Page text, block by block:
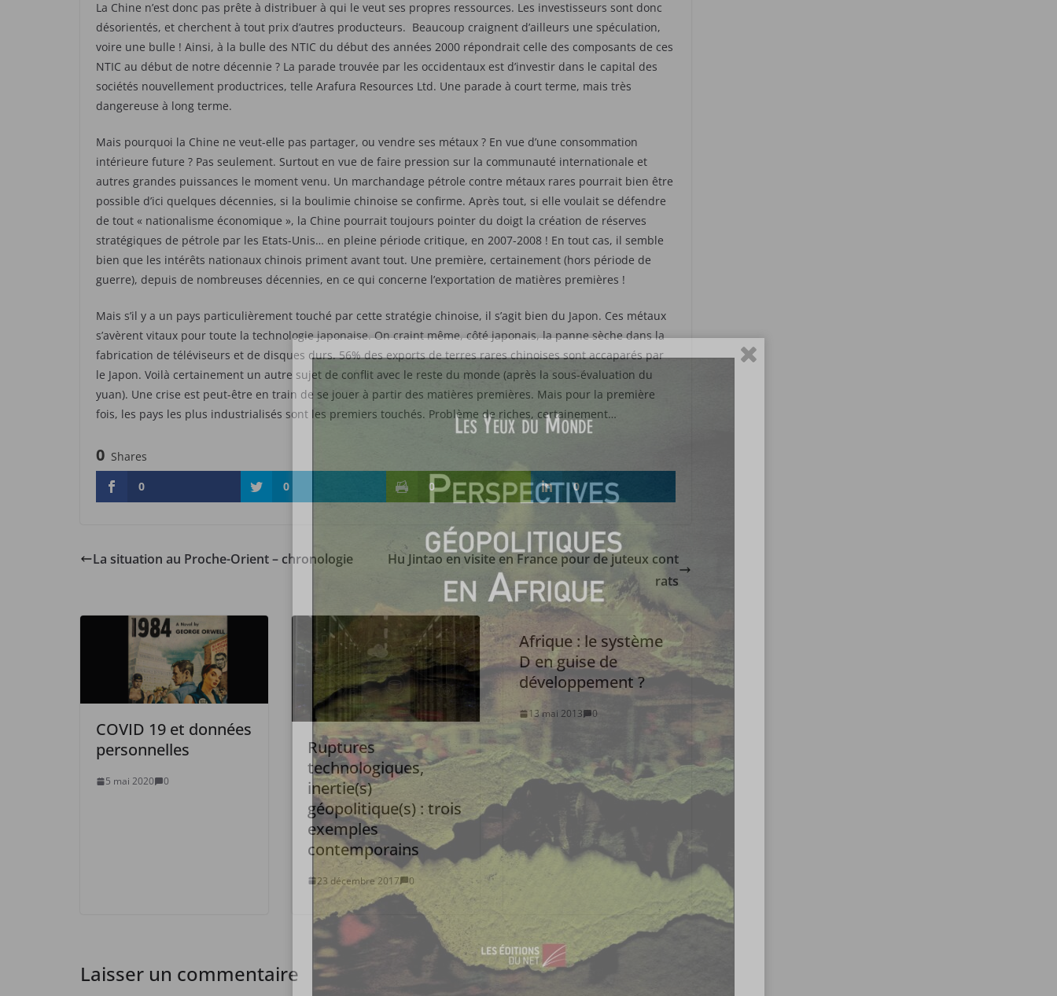
La Chine n’est donc pas prête à distribuer à qui le veut ses propres ressources. Les investisseurs sont donc
désorientés, et cherchent à tout prix d’autres producteurs. Beaucoup craignent d’ailleurs une spéculation,
voire une bulle ! Ainsi, à la bulle des NTIC du début des années 2000 répondrait celle des composants de ces
NTIC au début de notre décennie ? La parade trouvée par les occidentaux est d’investir dans le capital des
sociétés nouvellement productrices, telle Arafura Resources Ltd. Une parade à court terme, mais très
dangereuse à long terme.
Mais pourquoi la Chine ne veut-elle pas partager, ou vendre ses métaux ? En vue d’une consommation
intérieure future ? Pas seulement. Surtout en vue de faire pression sur la communauté internationale et
autres grandes puissances le moment venu. Un marchandage pétrole contre métaux rares pourrait bien être
possible d’ici quelques décennies, si la boulimie chinoise se confirme. Après tout, si elle voulait se défendre
de tout « nationalisme économique », la Chine pourrait toujours pointer du doigt la création de réserves
stratégiques de pétrole par les Etats-Unis… en pleine période critique, en 2007-2008 ! En tout cas, il semble
bien que les intérêts nationaux chinois priment avant tout. Une première, certainement (hors période de
guerre), depuis de nombreuses décennies, en ce qui concerne l’exportation de matières premières !
Mais s’il y a un pays particulièrement touché par cette stratégie chinoise, il s’agit bien du Japon. Ces métaux
s’avèrent vitaux pour toute la technologie japonaise. On craint même, côté japonais, la panne sèche dans la
fabrication de téléviseurs et de disques durs. 56% des exports de terres rares chinoises sont accaparés par
le Japon. Voilà certainement un autre sujet de conflit avec le reste du monde (après la sous-évaluation du
yuan). Une crise est peut-être en train de se jouer à partir des matières premières. Mais pour la première
fois, les pays les plus industrialisés sont les premiers touchés. Problème de riches, certainement…
0 Shares
0
0 0 0
La situation au Proche-Orient – chronologie
Hu Jintao en visite en France pour de juteux cont
rats
COVID 19 et données
personnelles
5 mai 2020 0
Ruptures
technologiques,
inertie(s)
géopolitique(s) : trois
exemples
contemporains
23 décembre 2017 0
Afrique : le système
D en guise de
développement ?
13 mai 2013 0
Laisser un commentaire